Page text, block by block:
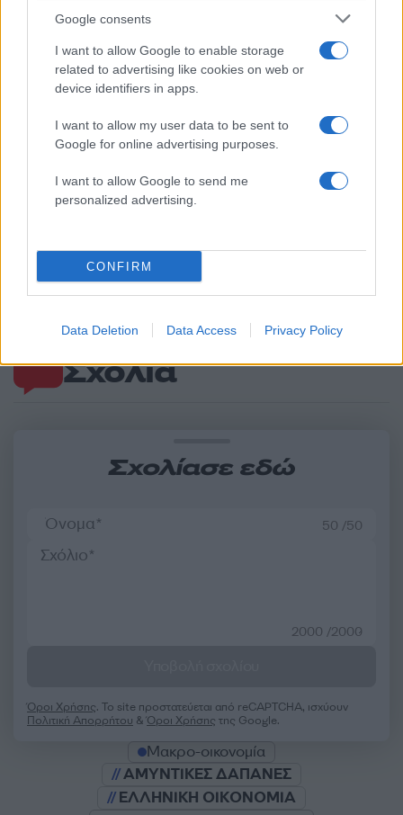
Google consents
I want to allow Google to enable storage
related to advertising like cookies on web or
device identifiers in apps.
I want to allow my user data to be sent to
Google for online advertising purposes.
I want to allow Google to send me
personalized advertising.
CONFIRM
Data Deletion Data Access Privacy Policy
Σχόλια
Σχολίασε εδώ
50 /50
2000 /2000
Όροι Χρήσης. Το site προστατεύεται από reCAPTCHA, ισχύουν
Πολιτική Απορρήτου &Όροι Χρήσης της Google.
Μακρο-οικονομία
ΑΜΥΝΤΙΚΕΣ ΔΑΠΑΝΕΣ
ΕΛΛΗΝΙΚΗ ΟΙΚΟΝΟΜΙΑ
Αν τα χάσατε
Academy εκπαιδεύει τη νέα
γενιά engineers
Χαλκιά, στο Α'